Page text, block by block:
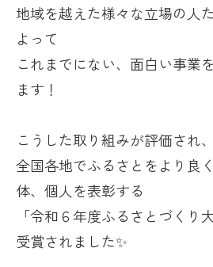
地域を越えた様々な立場の人
よって
これまでにない、面白い事業
ます！
こうした取り組みが評価され
全国各地でふるさとをより良
体、個人を表彰する
「令和６年度ふるさとづくり
受賞されました✨